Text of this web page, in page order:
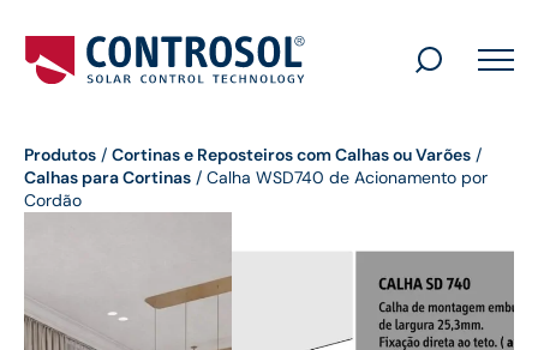
Produtos / Cortinas e Reposteiros com Calhas ou Varões /
Calhas para Cortinas / Calha WSD740 de Acionamento por
Cordão